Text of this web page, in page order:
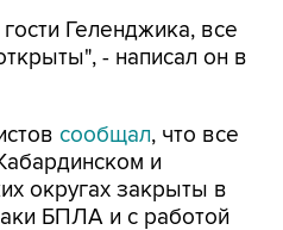
Геленджика, все
- написал он в
сообщал, что все
и
округах закрыты в
БПЛА и с работой